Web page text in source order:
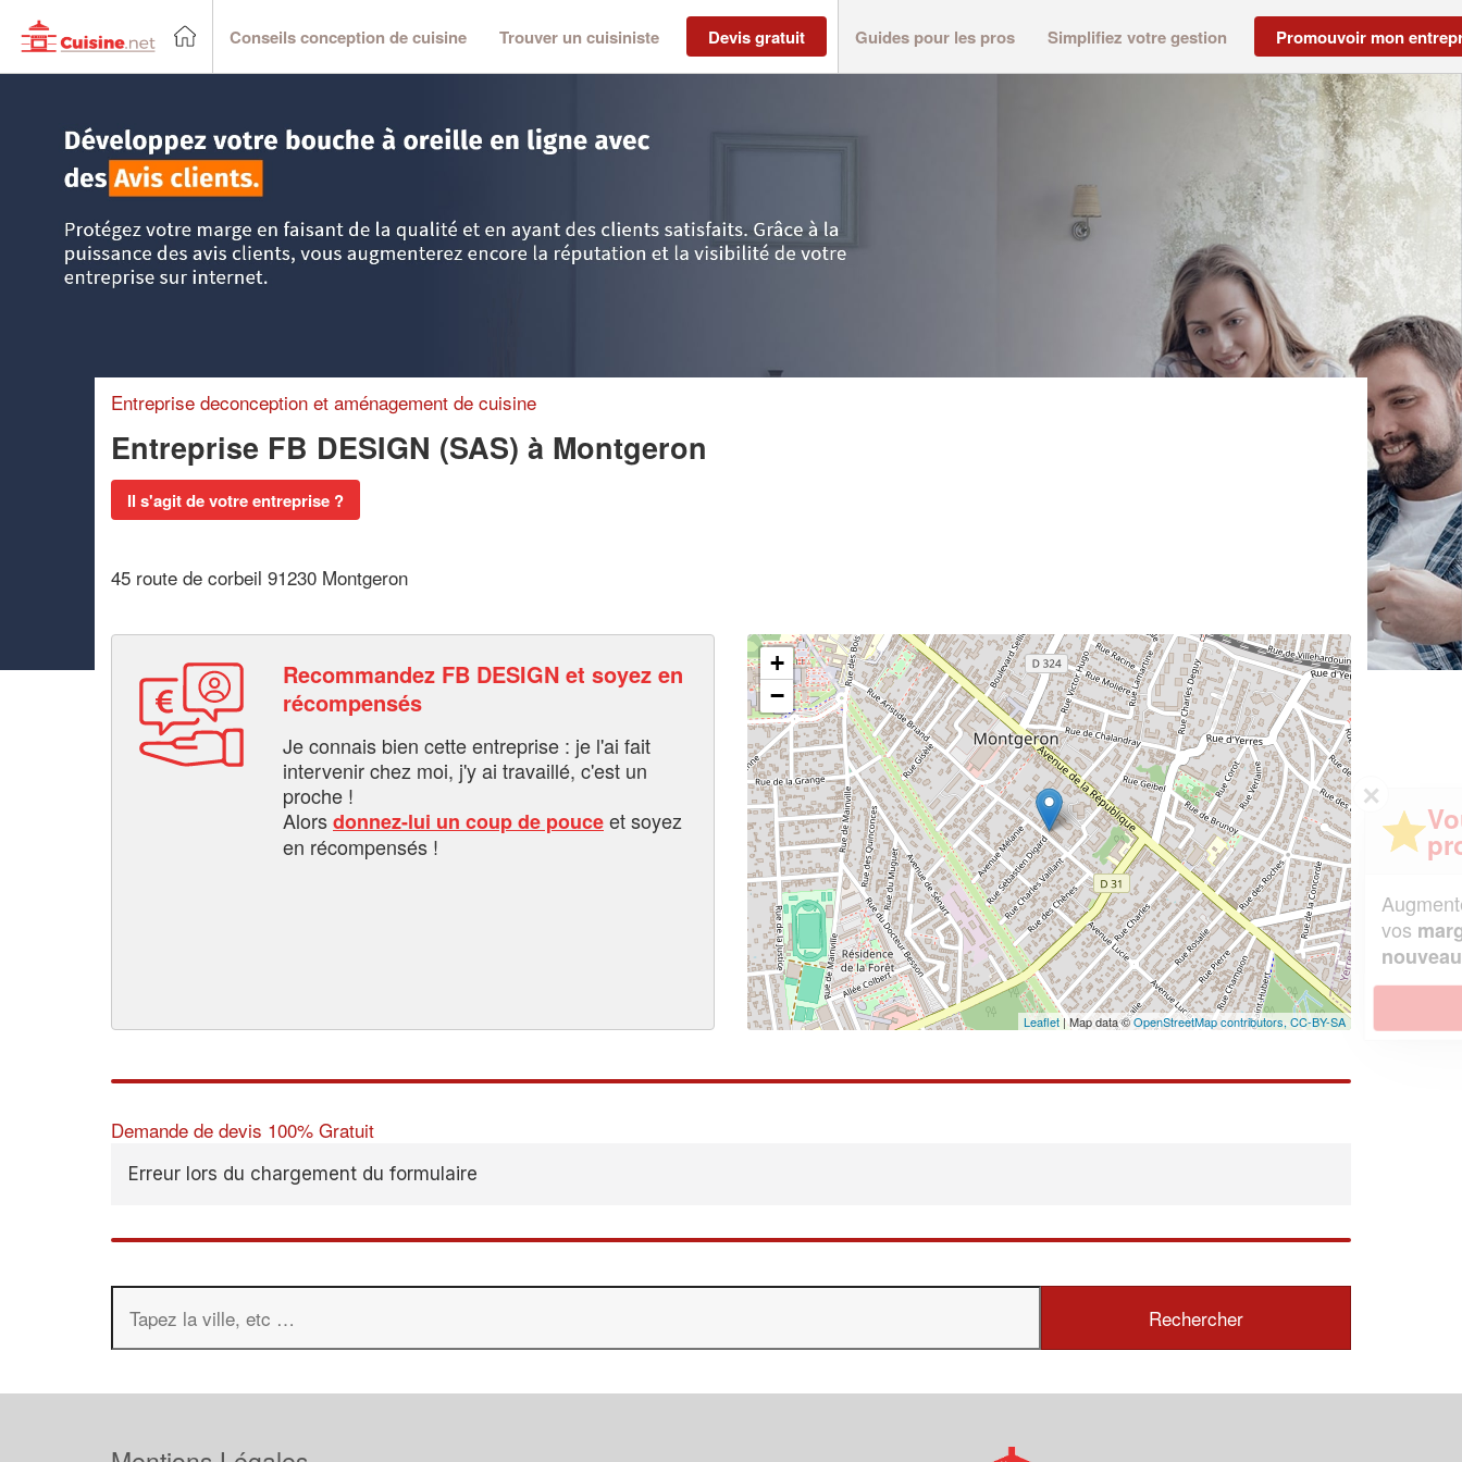
Conseils conception de cuisine Trouver un cuisiniste Devis gratuit Guides pour les pros Simplifiez votre gestion Promouvoir mon
Entreprise deconception et aménagement de cuisine
Entreprise FB DESIGN (SAS) à Montgeron
Il s'agit de votre entreprise ?
45 route de corbeil 91230 Montgeron
Recommandez FB DESIGN et soyez en
récompensés
Je connais bien cette entreprise : je l'ai fait
intervenir chez moi, j'y ai travaillé, c'est un
proche !
Alorsdonnez-lui un coup de pouceet soyez
en récompensés !
+
−
Leaflet| Map data ©OpenStreetMap contributors, CC-BY-SA
Demande de devis 100% Gratuit
Erreur lors du chargement du formulaire
✕
Vous êtes un
professionnel ?
Augmentez votrechiffre d'affaireset
vosmargestout en gagnant de
nouveaux clients!
En savoir plus